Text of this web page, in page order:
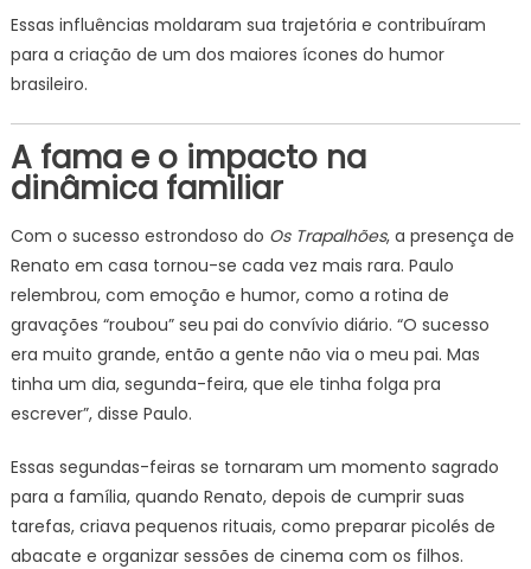
Essas influências moldaram sua trajetória e contribuíram
para a criação de um dos maiores ícones do humor
brasileiro.
A fama e o impacto na
dinâmica familiar
Com o sucesso estrondoso do Os Trapalhões, a presença de
Renato em casa tornou-se cada vez mais rara. Paulo
relembrou, com emoção e humor, como a rotina de
gravações “roubou” seu pai do convívio diário. “O sucesso
era muito grande, então a gente não via o meu pai. Mas
tinha um dia, segunda-feira, que ele tinha folga pra
escrever”, disse Paulo.
Essas segundas-feiras se tornaram um momento sagrado
para a família, quando Renato, depois de cumprir suas
tarefas, criava pequenos rituais, como preparar picolés de
abacate e organizar sessões de cinema com os filhos.